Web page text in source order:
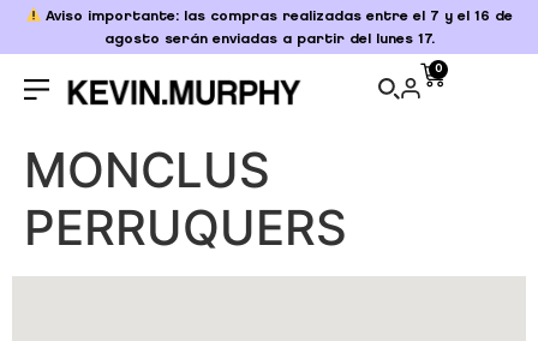
Aviso importante: las compras realizadas entre el 7 y el 16 de
agosto serán enviadas a partir del lunes 17.
0
MONCLUS
PERRUQUERS